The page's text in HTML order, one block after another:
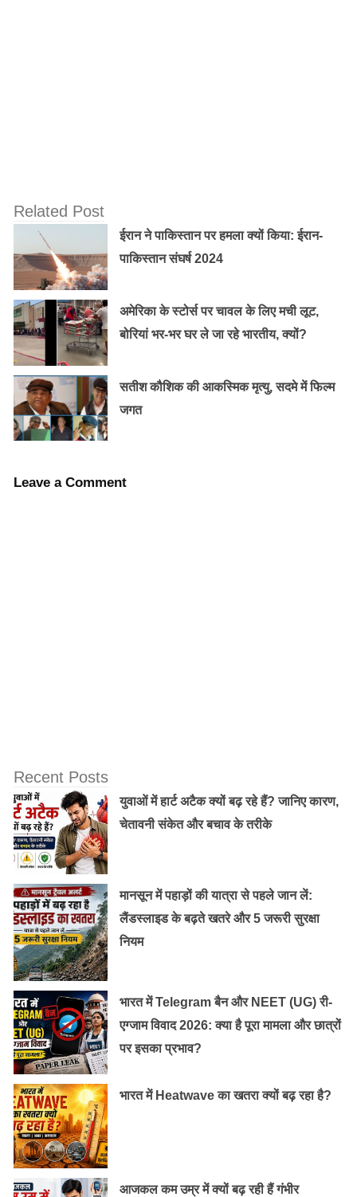
Related Post
ईरान ने पाकिस्तान पर हमला क्यों किया: ईरान-
पाकिस्तान संघर्ष 2024
अमेरिका के स्टोर्स पर चावल के लिए मची लूट,
बोरियां भर-भर घर ले जा रहे भारतीय, क्यों?
सतीश कौशिक की आकस्मिक मृत्यु, सदमे में फिल्म
जगत
Leave a Comment
Recent Posts
युवाओं में हार्ट अटैक क्यों बढ़ रहे हैं? जानिए कारण,
चेतावनी संकेत और बचाव के तरीके
मानसून में पहाड़ों की यात्रा से पहले जान लें:
लैंडस्लाइड के बढ़ते खतरे और 5 जरूरी सुरक्षा
नियम
भारत में Telegram बैन और NEET (UG) री-
एग्जाम विवाद 2026: क्या है पूरा मामला और छात्रों
पर इसका प्रभाव?
भारत में Heatwave का खतरा क्यों बढ़ रहा है?
आजकल कम उम्र में क्यों बढ़ रही हैं गंभीर